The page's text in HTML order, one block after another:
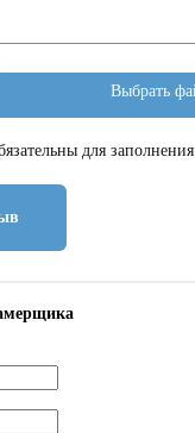
для заполнения